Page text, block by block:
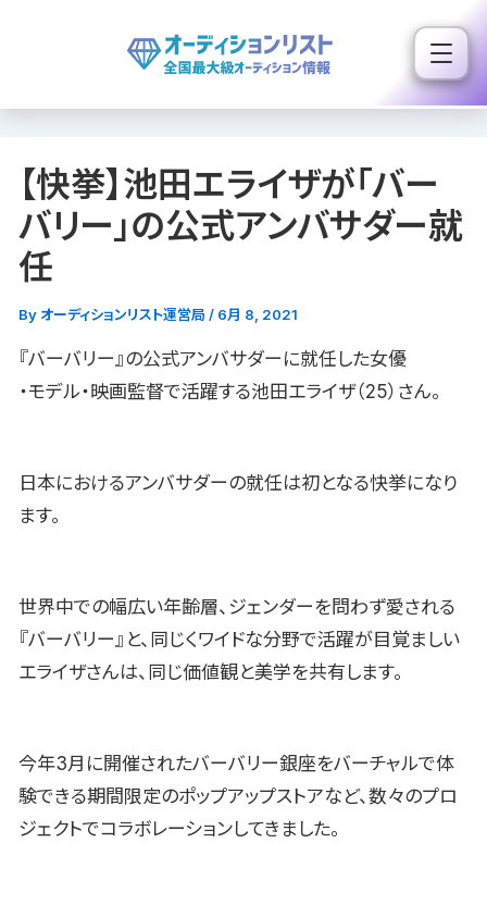
ス
【快挙】池田エライザが「バー
バリー」の公式アンバサダー就
任
By オーディションリスト運営局 / 6月 8, 2021
『バーバリー』の公式アンバサダーに就任した女優
・モデル・映画監督で活躍する池田エライザ（25）さん。
日本におけるアンバサダーの就任は初となる快挙になり
ます。
世界中での幅広い年齢層、ジェンダーを問わず愛される
『バーバリー』と、同じくワイドな分野で活躍が目覚ましい
エライザさんは、同じ価値観と美学を共有します。
今年3月に開催されたバーバリー銀座をバーチャルで体
験できる期間限定のポップアップストアなど、数々のプロ
ジェクトでコラボレーションしてきました。